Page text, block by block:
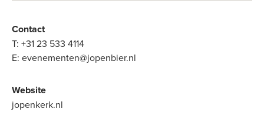
Contact
T: +31 23 533 4114
E: evenementen@jopenbier.nl
Website
jopenkerk.nl